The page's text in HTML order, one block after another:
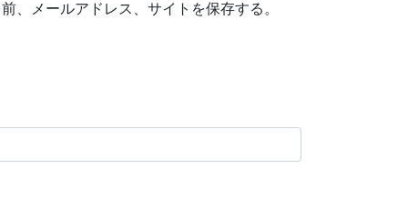
、メールアドレス、サイトを保存する。